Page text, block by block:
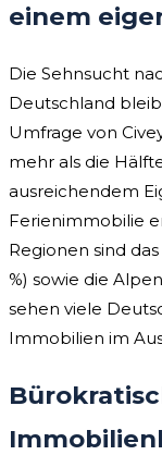
einem
Die Sehnsucht
Deutschland
Umfrage von
mehr als die
ausreichendem
Ferienimmobilie
Regionen sind
%) sowie die
sehen viele
Immobilien im